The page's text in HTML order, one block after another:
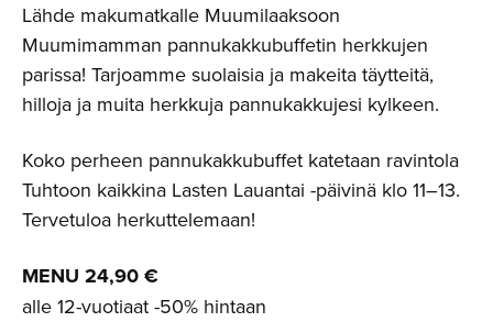
Lähde makumatkalle Muumilaaksoon
Muumimamman pannukakkubuffetin herkkujen
parissa! Tarjoamme suolaisia ja makeita täytteitä,
hilloja ja muita herkkuja pannukakkujesi kylkeen.
Koko perheen pannukakkubuffet katetaan ravintola
Tuhtoon kaikkina Lasten Lauantai -päivinä klo 11–13.
Tervetuloa herkuttelemaan!
MENU 24,90 €
alle 12-vuotiaat -50% hintaan